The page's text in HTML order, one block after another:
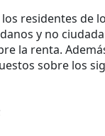
los residentes de
y no
la renta.
sobre los